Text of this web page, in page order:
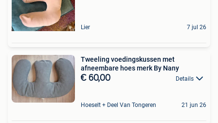
Lier 7 jul 26
Tweeling voedingskussen met
afneembare hoes merk By Nany
€ 60,00 Details
Hoeselt + Deel Van Tongeren 21 jun 26